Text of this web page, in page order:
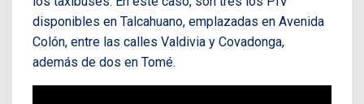
disponibles en Talcahuano, emplazadas en Avenida
Colón, entre las calles Valdivia y Covadonga,
además de dos en Tomé.